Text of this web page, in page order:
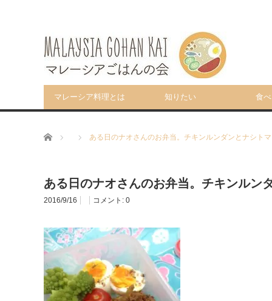
マレーシア料理とは 知りたい 食
ホーム ある日のナオさんのお弁当。チキンルンダンとナシト
ある日のナオさんのお弁当。チキンルン
2016/9/16 コメント: 0